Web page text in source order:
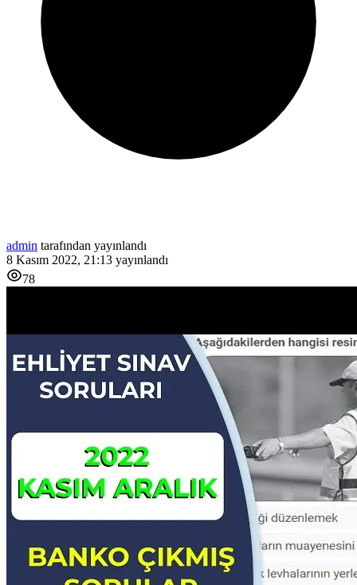
admin tarafından yayınlandı
8 Kasım 2022, 21:13 yayınlandı
78